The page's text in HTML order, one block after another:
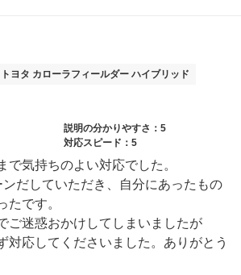
ヨタ カローラフィールダー ハイブリッド
説明の分かりやすさ：5
対応スピード：5
で気持ちのよい対応でした。
ンだしていただき、自分にあったもの
たです。
ご迷惑おかけしてしまいましたが
対応してくださいました。ありがとう